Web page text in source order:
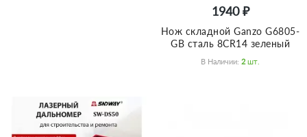
1940 ₽
Нож складной Ganzo G6805-
GB сталь 8CR14 зеленый
В Наличии: 2 Шт.